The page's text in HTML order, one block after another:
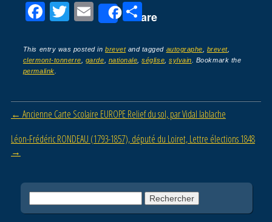
F
c
e
o
k
T
tt
er
E
ail
Share
P
ta
g
This entry was posted inbrevetand tagged autographe brevet
clermont-tonnerre
garde nationale ,séglise ,sylvain . Bookmark the
permalink
Post navigation
← Ancienne Carte Scolaire EUROPE Relief du sol, par Vidal lablache
Léon-Frédéric RONDEAU (1793-1857), député du Loiret, Lettre élections 1848
→